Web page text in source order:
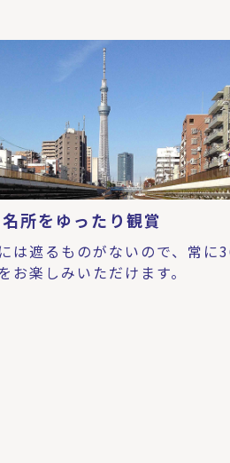
所をゆったり観賞
は遮るものがないので、常に
お楽しみいただけます。